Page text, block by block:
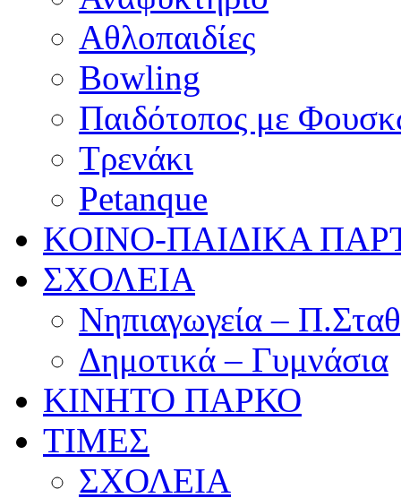
Αθλοπαιδίες
Bowling
Παιδότοπος με
Τρενάκι
Petanque
KOINO-ΠΑΙΔΙΚΑ
ΣΧΟΛΕΙΑ
Νηπιαγωγεία –
Δημοτικά – Γυμνάσια
ΚΙΝΗΤΟ ΠΑΡΚΟ
ΤΙΜΕΣ
ΣΧΟΛΕΙΑ